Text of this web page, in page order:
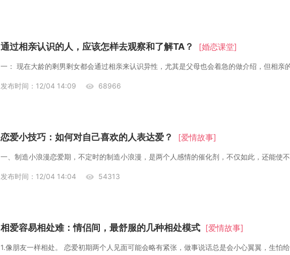
通过相亲认识的人，应该怎样去观察和了解TA？ [婚恋课堂]
一： 现在大龄的剩男剩女都会通过相亲来认识异性，尤其是父母也会着急的做介绍，但相亲
发布时间：12/04 14:09 68966
恋爱小技巧：如何对自己喜欢的人表达爱？ [爱情故事]
发布时间：12/04 14:04 54313
相爱容易相处难：情侣间，最舒服的几种相处模式 [爱情故事]
1.像朋友一样相处。 恋爱初期两个人见面可能会略有紧张，做事说话总是会小心翼翼，生怕